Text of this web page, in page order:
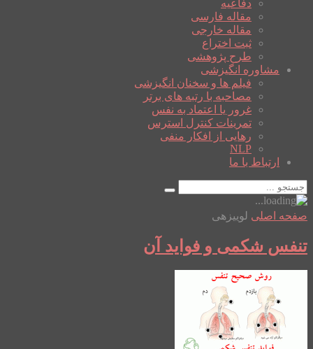
دفاعیه
مقاله فارسی
مقاله خارجی
ثبت اختراع
طرح پژوهشی
مشاوره انگیزشی
فیلم ها و سخنان انگیزشی
مصاحبه با رتبه های برتر
غرور یا اعتماد به نفس
تمرینات کنترل استرس
رهایی از افکار منفی
NLP
ارتباط با ما
صفحه اصلی لوییزهی
تنفس شکمی و فواید آن